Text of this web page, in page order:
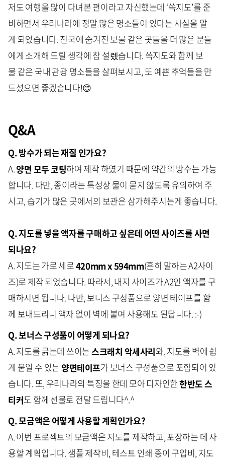
저도 여행을 많이 다녀본 편이라고 자신했는데 ‘쓱지도’를 준
비하면서 우리나라에 정말 많은 명소들이 있다는 사실을 알
게 되었습니다. 전국에 숨겨진 보물 같은 곳들을 더 많은 분들
에게 소개해 드릴 생각에 참 설렜습니다. 쓱지도와 함께 보
물 같은 국내 관광 명소들을 살펴보시고, 또 예쁜 추억들을 만
드셨으면 좋겠습니다!😊
Q&A
Q. 방수가 되는 재질 인가요?
A.양면 모두 코팅하여 제작 하였기 때문에 약간의 방수는 가능
합니다. 다만, 종이라는 특성상 물이 묻지 않도록 유의하여 주
시고, 습기가 많은 곳에서의 보관은 삼가해주시는게 좋습니다.
Q. 지도를 넣을 액자를 구매하고 싶은데 어떤 사이즈를 사면
되나요?
A. 지도는 가로 세로420mm x 594mm(흔히 말하는 A2사이
즈)로 제작 되었습니다. 따라서, 내지 사이즈가 A2인 액자를 구
매하시면 됩니다. 다만, 보너스 구성품으로 양면 테이프를 함
께 보내드리니 액자 없이 벽에 붙여 사용해도 된답니다. :-)
Q. 보너스 구성품이 어떻게 되나요?
A. 지도를 긁는데 쓰이는스크래치 악세사리와, 지도를 벽에 쉽
게 붙일 수 있는양면테이프가 보너스 구성품으로 포함되어 있
습니다. 또, 우리나라의 특징을 한데 모아 디자인한한반도 스
티커도 함께 선물로 전달 드립니다^.^
Q. 모금액은 어떻게 사용할 계획인가요?
A. 이번 프로젝트의 모금액은 지도를 제작하고, 포장하는 데 사
용할 계획입니다. 샘플 제작비, 테스트 인쇄 종이 구입비, 지도